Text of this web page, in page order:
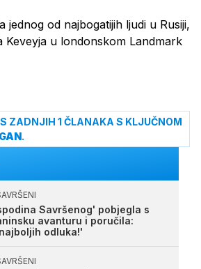
jednog od najbogatijih ljudi u Rusiji,
Keveyja u londonskom Landmark
ZADNJIH 1 ČLANAKA S KLJUČNOM
.
Savršenog' pobjegla s
avanturu i poručila:
odluka!'